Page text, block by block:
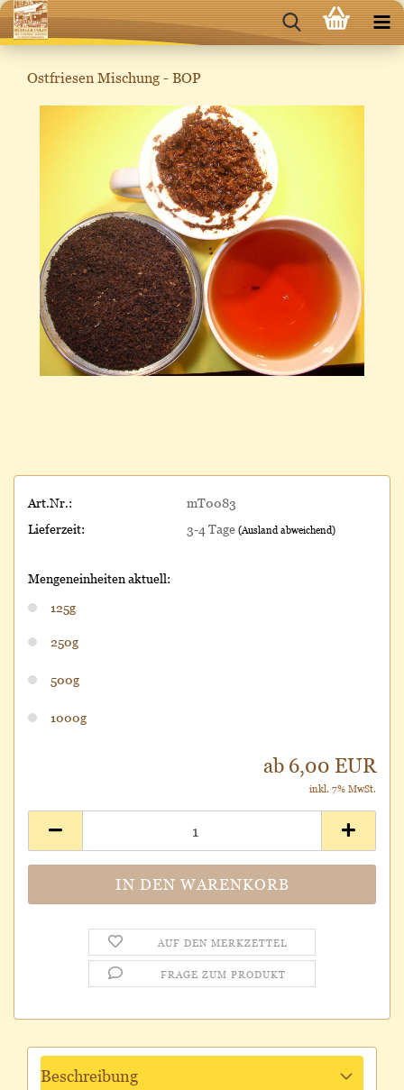
Ostfriesen Mischung - BOP
Art.Nr.:
mT0083
Lieferzeit:
3-4 Tage (Ausland abweichend)
Mengeneinheiten aktuell:
125g
250g
500g
1000g
ab 6,00 EUR
inkl. 7% MwSt.
AUF DEN MERKZETTEL
FRAGE ZUM PRODUKT
Beschreibung